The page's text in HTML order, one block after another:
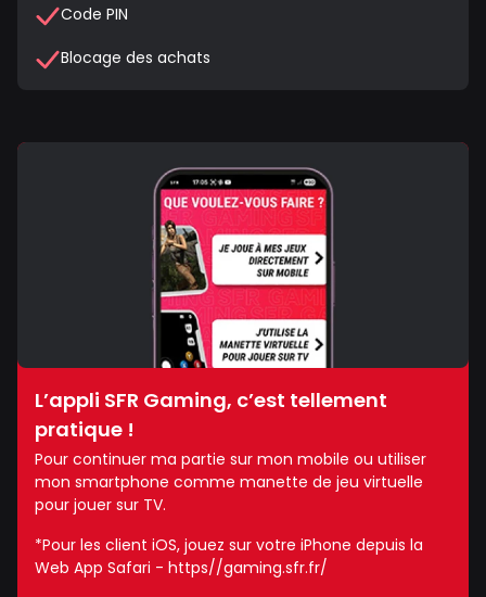
Code PIN
Blocage des achats
L’appli SFR Gaming, c’est tellement
pratique !
Pour continuer ma partie sur mon mobile ou utiliser
mon smartphone comme manette de jeu virtuelle
pour jouer sur TV.
*Pour les client iOS, jouez sur votre iPhone depuis la
Web App Safari - https//gaming.sfr.fr/